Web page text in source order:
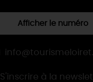
Afficher le numéro
S'inscrire à la